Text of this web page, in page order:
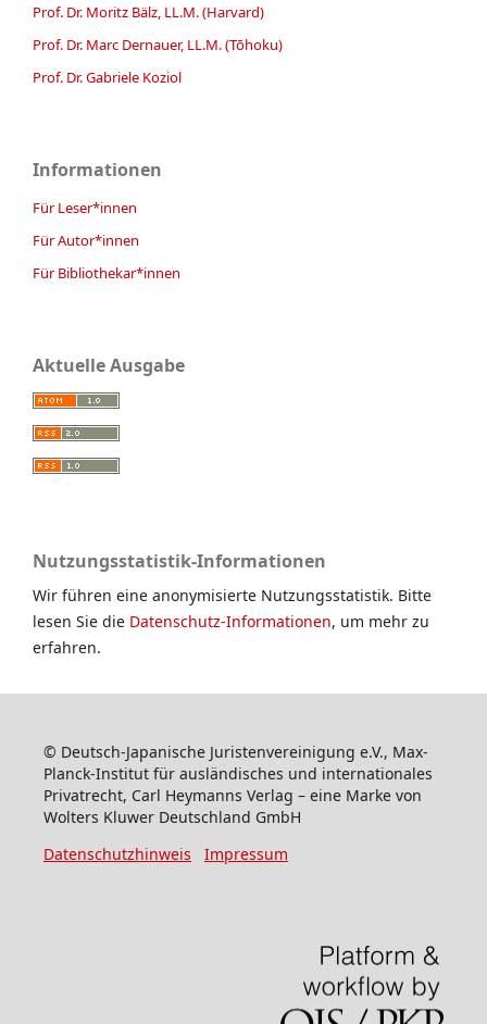
Prof. Dr. Moritz Bälz, LL.M. (Harvard)
Prof. Dr. Marc Dernauer, LL.M. (Tōhoku)
Prof. Dr. Gabriele Koziol
Informationen
Für Leser*innen
Für Autor*innen
Für Bibliothekar*innen
Aktuelle Ausgabe
Nutzungsstatistik-Informationen
Wir führen eine anonymisierte Nutzungsstatistik. Bitte
lesen Sie die Datenschutz-Informationen, um mehr zu
erfahren.
© Deutsch-Japanische Juristenvereinigung e.V., Max-
Planck-Institut für ausländisches und internationales
Privatrecht, Carl Heymanns Verlag – eine Marke von
Wolters Kluwer Deutschland GmbH
Datenschutzhinweis
Impressum